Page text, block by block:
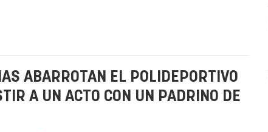
ABARROTAN EL POLIDEPORTIVO
A UN ACTO CON UN PADRINO DE